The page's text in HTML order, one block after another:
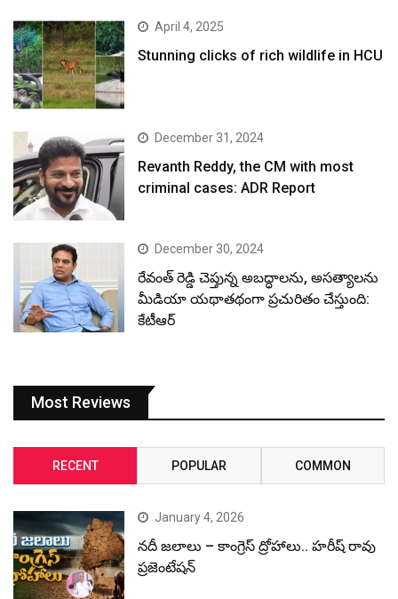
April 4, 2025
Stunning clicks of rich wildlife in HCU
December 31, 2024
Revanth Reddy, the CM with most
criminal cases: ADR Report
December 30, 2024
రేవంత్ రెడ్డి చెప్తున్న అబద్ధాలను, అసత్యాలను
మీడియా యథాతథంగా ప్రచురితం చేస్తుంది:
కేటీఆర్
Most Reviews
RECENT POPULAR COMMON
January 4, 2026
నదీ జలాలు – కాంగ్రెస్ ద్రోహాలు.. హరీష్ రావు
ప్రజెంటేషన్